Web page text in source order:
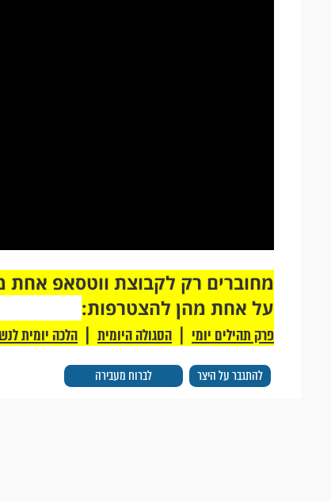
להתגבר על היצר לברוח מעבירה
על אחת מהן להצטרפות:
פרק תהילים יומי | הסגולה היומית | הלכה יומית